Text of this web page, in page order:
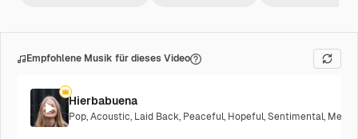
Empfohlene Musik für dieses Video
Hierbabuena
Pop,Acoustic, Laid Back, Peaceful, Hopeful,Sentimental,